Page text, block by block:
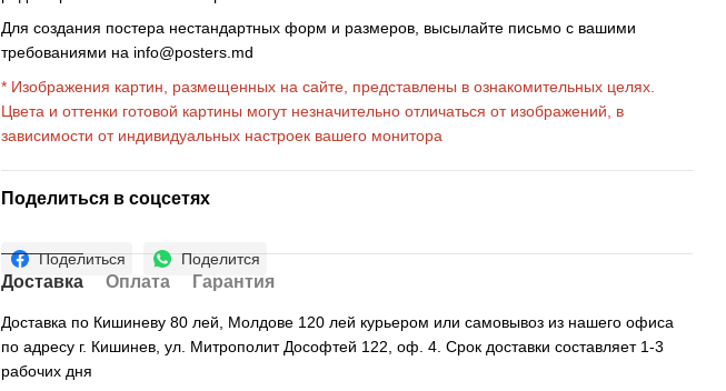
Для создания постера нестандартных форм и размеров, высылайте письмо c вашими
требованиями на info@posters.md
* Изображения картин, размещенных на сайте, представлены в ознакомительных целях.
Цвета и оттенки готовой картины могут незначительно отличаться от изображений, в
зависимости от индивидуальных настроек вашего монитора
Поделиться в соцсетях
Поделиться Поделится
Доставка Оплата Гарантия
Доставка по Кишиневу 80 лей, Молдове 120 лей курьером или самовывоз из нашего офиса
по адресу г. Кишинев, ул. Митрополит Дософтей 122, оф. 4. Срок доставки составляет 1-3
рабочих дня